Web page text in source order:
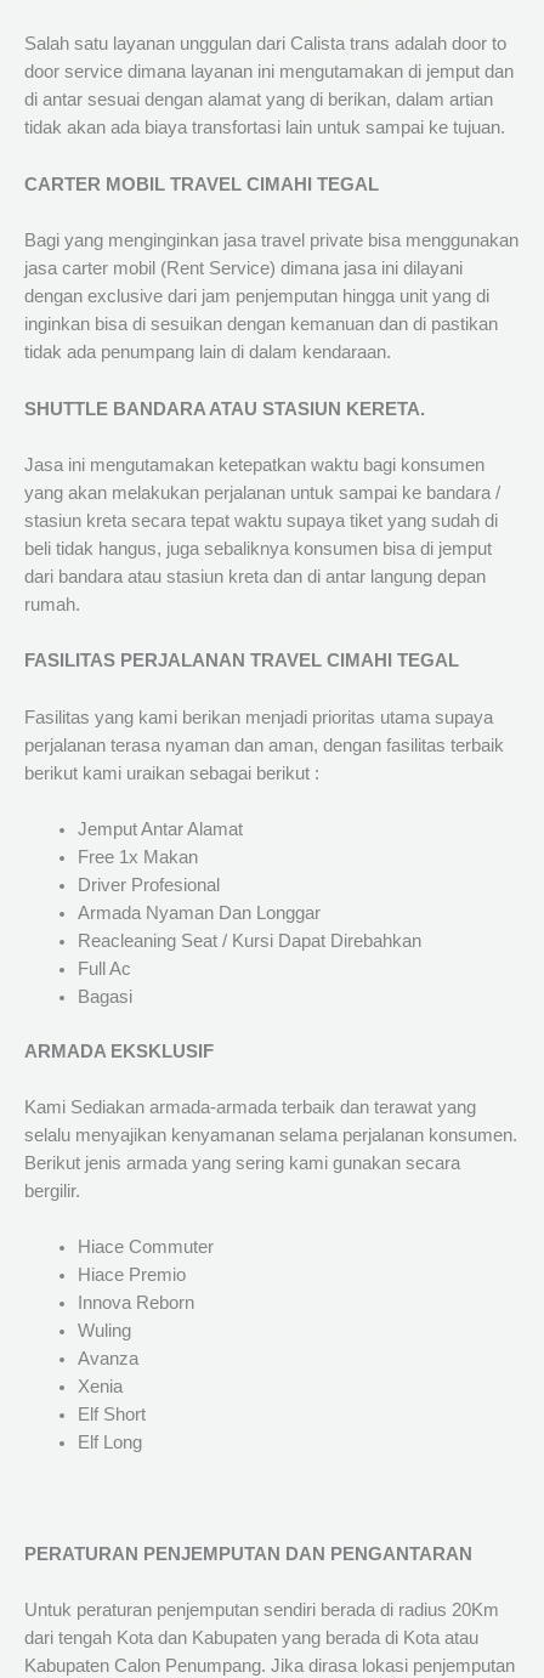
Salah satu layanan unggulan dari Calista trans adalah door to
door service dimana layanan ini mengutamakan di jemput dan
di antar sesuai dengan alamat yang di berikan, dalam artian
tidak akan ada biaya transfortasi lain untuk sampai ke tujuan.
CARTER MOBIL TRAVEL CIMAHI TEGAL
Bagi yang menginginkan jasa travel private bisa menggunakan
jasa carter mobil (Rent Service) dimana jasa ini dilayani
dengan exclusive dari jam penjemputan hingga unit yang di
inginkan bisa di sesuikan dengan kemanuan dan di pastikan
tidak ada penumpang lain di dalam kendaraan.
SHUTTLE BANDARA ATAU STASIUN KERETA.
Jasa ini mengutamakan ketepatkan waktu bagi konsumen
yang akan melakukan perjalanan untuk sampai ke bandara /
stasiun kreta secara tepat waktu supaya tiket yang sudah di
beli tidak hangus, juga sebaliknya konsumen bisa di jemput
dari bandara atau stasiun kreta dan di antar langung depan
rumah.
FASILITAS PERJALANAN TRAVEL CIMAHI TEGAL
Fasilitas yang kami berikan menjadi prioritas utama supaya
perjalanan terasa nyaman dan aman, dengan fasilitas terbaik
berikut kami uraikan sebagai berikut :
Jemput Antar Alamat
Free 1x Makan
Driver Profesional
Armada Nyaman Dan Longgar
Reacleaning Seat / Kursi Dapat Direbahkan
Full Ac
Bagasi
ARMADA EKSKLUSIF
Kami Sediakan armada-armada terbaik dan terawat yang
selalu menyajikan kenyamanan selama perjalanan konsumen.
Berikut jenis armada yang sering kami gunakan secara
bergilir.
Hiace Commuter
Hiace Premio
Innova Reborn
Wuling
Avanza
Xenia
Elf Short
Elf Long
PERATURAN PENJEMPUTAN DAN PENGANTARAN
Untuk peraturan penjemputan sendiri berada di radius 20Km
dari tengah Kota dan Kabupaten yang berada di Kota atau
Kabupaten Calon Penumpang. Jika dirasa lokasi penjemputan